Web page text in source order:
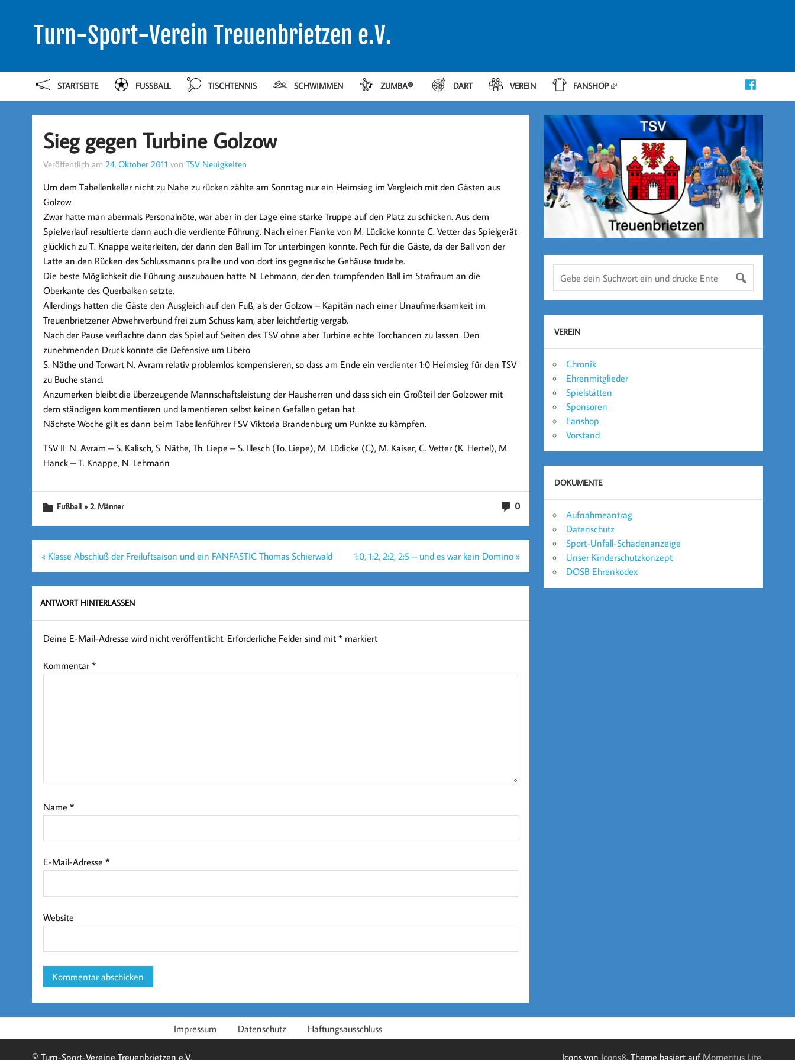
Turn-Sport-Verein Treuenbrietzen e.V.
STARTSEITE FUSSBALL TISCHTENNIS SCHWIMMEN ZUMBA® DART VEREIN FANSHOP
Sieg gegen Turbine Golzow
Veröffentlich am 24. Oktober 2011 von TSV Neuigkeiten
Um dem Tabellenkeller nicht zu Nahe zu rücken zählte am Sonntag nur ein Heimsieg im Vergleich mit den Gästen aus
Golzow.
Zwar hatte man abermals Personalnöte, war aber in der Lage eine starke Truppe auf den Platz zu schicken. Aus dem
Spielverlauf resultierte dann auch die verdiente Führung. Nach einer Flanke von M. Lüdicke konnte C. Vetter das Spielgerät
glücklich zu T. Knappe weiterleiten, der dann den Ball im Tor unterbingen konnte. Pech für die Gäste, da der Ball von der
Latte an den Rücken des Schlussmanns prallte und von dort ins gegnerische Gehäuse trudelte.
Die beste Möglichkeit die Führung auszubauen hatte N. Lehmann, der den trumpfenden Ball im Strafraum an die
Oberkante des Querbalken setzte.
Allerdings hatten die Gäste den Ausgleich auf den Fuß, als der Golzow – Kapitän nach einer Unaufmerksamkeit im
Treuenbrietzener Abwehrverbund frei zum Schuss kam, aber leichtfertig vergab.
Nach der Pause verflachte dann das Spiel auf Seiten des TSV ohne aber Turbine echte Torchancen zu lassen. Den
zunehmenden Druck konnte die Defensive um Libero
S. Näthe und Torwart N. Avram relativ problemlos kompensieren, so dass am Ende ein verdienter 1:0 Heimsieg für den TSV
zu Buche stand.
Anzumerken bleibt die überzeugende Mannschaftsleistung der Hausherren und dass sich ein Großteil der Golzower mit
dem ständigen kommentieren und lamentieren selbst keinen Gefallen getan hat.
Nächste Woche gilt es dann beim Tabellenführer FSV Viktoria Brandenburg um Punkte zu kämpfen.
TSV II: N. Avram – S. Kalisch, S. Näthe, Th. Liepe – S. Illesch (To. Liepe), M. Lüdicke (C), M. Kaiser, C. Vetter (K. Hertel), M.
Hanck – T. Knappe, N. Lehmann
0
Fußball » 2. Männer
Beitragsnavigation
« Klasse Abschluß der Freiluftsaison und ein FANFASTIC Thomas Schierwald 1:0, 1:2, 2:2, 2:5 – und es war kein Domino »
ANTWORT HINTERLASSEN
Deine E-Mail-Adresse wird nicht veröffentlicht. Erforderliche Felder sind mit *markiert
Kommentar *
Name *
E-Mail-Adresse *
Website
VEREIN
Chronik
Ehrenmitglieder
Spielstätten
Sponsoren
Fanshop
Vorstand
DOKUMENTE
Aufnahmeantrag
Datenschutz
Sport-Unfall-Schadenanzeige
Unser Kinderschutzkonzept
DOSB Ehrenkodex
Impressum Datenschutz Haftungsausschluss
© Turn-Sport-Vereine Treuenbrietzen e.V. Icons von Icons8. Theme basiert auf Momentus Lite.